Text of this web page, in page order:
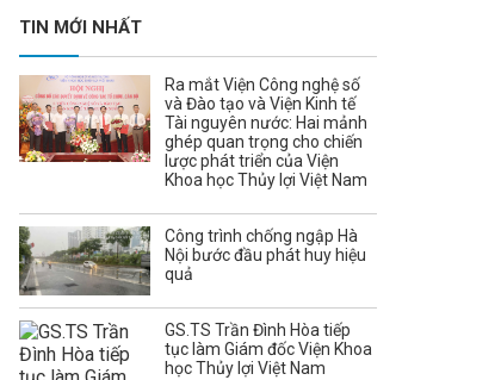
TIN MỚI NHẤT
Ra mắt Viện Công nghệ số
và Đào tạo và Viện Kinh tế
Tài nguyên nước: Hai mảnh
ghép quan trọng cho chiến
lược phát triển của Viện
Khoa học Thủy lợi Việt Nam
Công trình chống ngập Hà
Nội bước đầu phát huy hiệu
quả
GS.TS Trần Đình Hòa tiếp
tục làm Giám đốc Viện Khoa
học Thủy lợi Việt Nam